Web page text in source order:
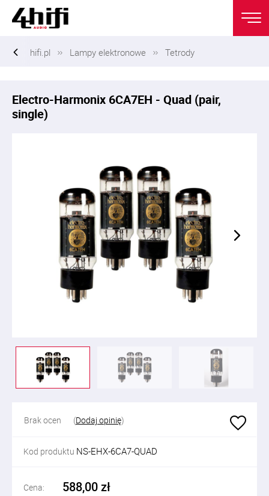
hifi.pl Lampy elektronowe Tetrody
Electro-Harmonix 6CA7EH - Quad (pair,
single)
Brak ocen (Dodaj opinię)
Kod produktu NS-EHX-6CA7-QUAD
Cena: 588,00 zł